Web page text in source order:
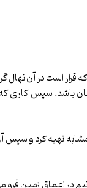
است در آن نهال
باشد. سپس کاری
تهیه کرد و سپس